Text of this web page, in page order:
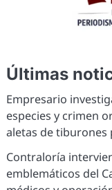
Últimas
Empresario
especies y crimen
aletas de tiburones
Contraloría
emblemáticos del